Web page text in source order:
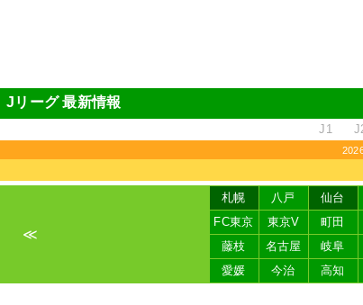
Jリーグ 最新情報
J1
≪
札幌 八戸 仙台
FC東京
東京V 町田
藤枝
名古屋 岐阜
愛媛
今治 高知